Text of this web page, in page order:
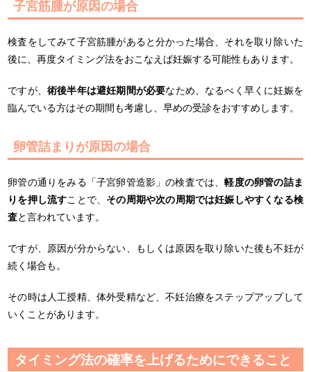
子宮筋腫が原因の場合
検査をしてみて子宮筋腫があると分かった場合、それを取り除いた
後に、再度タイミング法をおこなえば妊娠する可能性もあります。
ですが、 術後半年は避妊期間が必要なため、なるべく早くに妊娠を
臨んでいる方はその期間も考慮し、早めの受診をおすすめします。
卵管詰まりが原因の場合
卵管の通りをみる「子宮卵管造影」の検査では、軽度の卵管の詰ま
りを押し流すことで、 その周期や次の周期では妊娠しやすくなる検
査と言われています。
ですが、原因が分からない、もしくは原因を取り除いた後も不妊が
続く場合も。
その時は人工授精、体外受精など、不妊治療をステップアップして
いくことがあります。
タイミング法の確率を上げるためにできること